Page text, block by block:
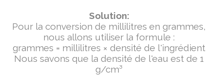
Solution:
Pour la conversion de millilitres en grammes,
nous allons utiliser la formule :
grammes = millilitres × densité de l'ingrédient
Nous savons que la densité de l'eau est de 1
g/cm³